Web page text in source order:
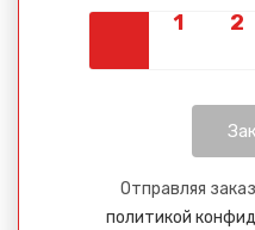
Отправляя
политикой